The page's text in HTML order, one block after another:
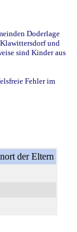
Doderlage
und
sind Kinder aus
Fehler im
der Eltern